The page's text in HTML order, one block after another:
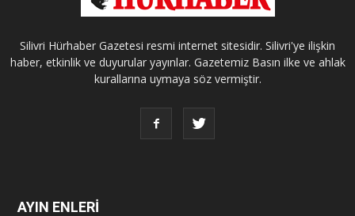
Silivri Hürhaber Gazetesi resmi internet sitesidir. Silivri'ye ilişkin
haber, etkinlik ve duyurular yayınlar. Gazetemiz Basın ilke ve ahlak
kurallarına uymaya söz vermiştir.
AYIN ENLERİ